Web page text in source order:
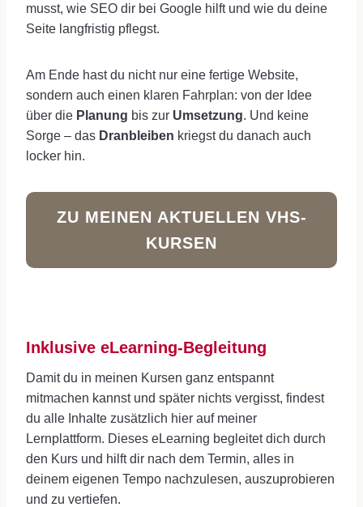
musst, wie SEO dir bei Google hilft und wie du deine
Seite langfristig pflegst.
Am Ende hast du nicht nur eine fertige Website,
sondern auch einen klaren Fahrplan: von der Idee
über die Planung bis zur Umsetzung. Und keine
Sorge – das Dranbleiben kriegst du danach auch
locker hin.
ZU MEINEN AKTUELLEN VHS-
KURSEN
Inklusive eLearning-Begleitung
Damit du in meinen Kursen ganz entspannt
mitmachen kannst und später nichts vergisst, findest
du alle Inhalte zusätzlich hier auf meiner
Lernplattform. Dieses eLearning begleitet dich durch
den Kurs und hilft dir nach dem Termin, alles in
deinem eigenen Tempo nachzulesen, auszuprobieren
und zu vertiefen.